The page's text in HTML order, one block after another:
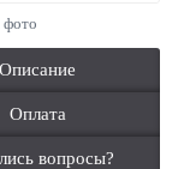
фото
Описание
Оплата
вопросы?